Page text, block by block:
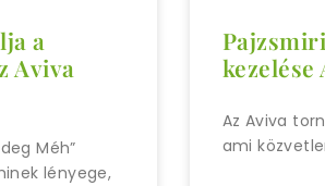
a
Aviva
Méh”
lényege,
Az Aviva
ami